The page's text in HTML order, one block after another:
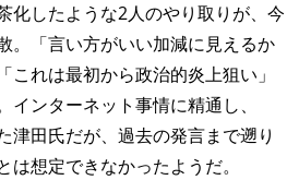
化したような2人のやり取りが、今
。「言い方がいい加減に見えるか
これは最初から政治的炎上狙い」
インターネット事情に精通し、
津田氏だが、過去の発言まで遡り
は想定できなかったようだ。